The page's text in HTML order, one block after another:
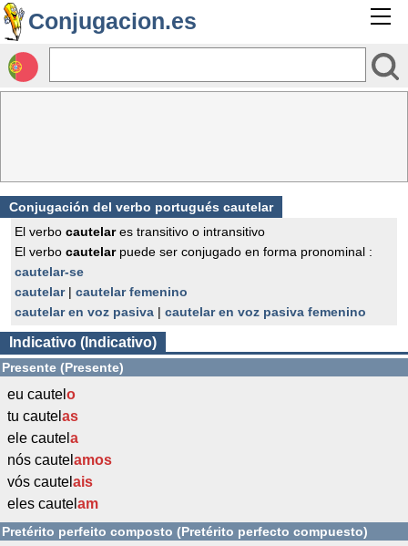
Conjugacion.es
Conjugación del verbo portugués cautelar
El verbo cautelares transitivo o intransitivo
El verbo cautelarpuede ser conjugado en forma pronominal :
cautelar-se
cautelar| cautelar femenino
cautelar en voz pasiva | cautelar en voz pasiva femenino
Indicativo (Indicativo)
Presente (Presente)
eu cautel o
tu cautel as
ele cautel a
nós cautel amos
vós cautel ais
eles cautel am
Pretérito perfeito composto (Pretérito perfecto compuesto)